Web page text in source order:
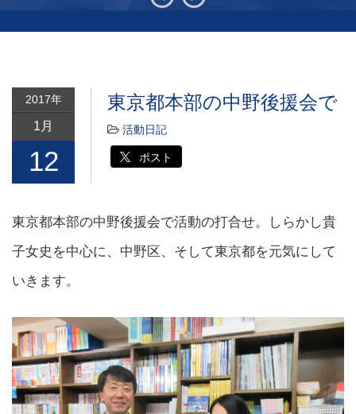
2017年
1月
12
東京都本部の中野後援会で
活動日記
ポスト
東京都本部の中野後援会で活動の打合せ。しらかし貴
子女史を中心に、中野区、そして東京都を元気にして
いきます。